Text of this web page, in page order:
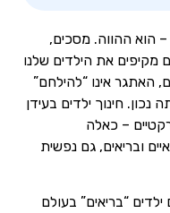
– הוא ההווה. מסכים,
מקיפים את הילדים שלנו
האתגר אינו “להילחם”
נכון. חינוך ילדים בעידן
– כאלה
ובריאים, גם נפשית
“בריאים” בעולם